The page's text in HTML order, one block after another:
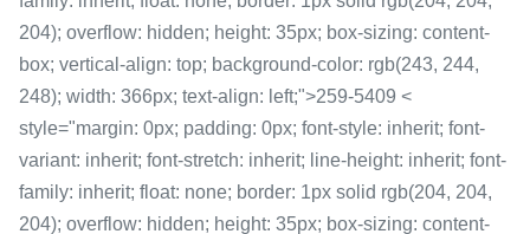
204); overflow: hidden; height: 35px; box-sizing: content-
box; vertical-align: top; background-color: rgb(243, 244,
248); width: 366px; text-align: left;">259-5409 <
style="margin: 0px; padding: 0px; font-style: inherit; font-
variant: inherit; font-stretch: inherit; line-height: inherit; font-
family: inherit; float: none; border: 1px solid rgb(204, 204,
204); overflow: hidden; height: 35px; box-sizing: content-